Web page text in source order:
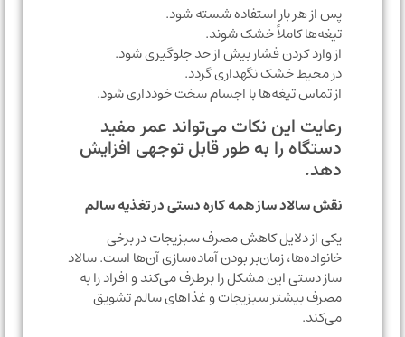
پس از هر بار استفاده شسته شود.
تیغه‌ها کاملاً خشک شوند.
از وارد کردن فشار بیش از حد جلوگیری شود.
در محیط خشک نگهداری گردد.
از تماس تیغه‌ها با اجسام سخت خودداری شود.
رعایت این نکات می‌تواند عمر مفید
دستگاه را به طور قابل توجهی افزایش
دهد.
نقش سالاد ساز همه کاره دستی در تغذیه سالم
یکی از دلایل کاهش مصرف سبزیجات در برخی
خانواده‌ها، زمان‌بر بودن آماده‌سازی آن‌ها است. سالاد
ساز دستی این مشکل را برطرف می‌کند و افراد را به
مصرف بیشتر سبزیجات و غذاهای سالم تشویق
می‌کند.